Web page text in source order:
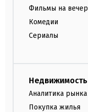
Фильмы на вечер
Комедии
Сериалы
Недвижимость
Аналитика рынка
Покупка жилья